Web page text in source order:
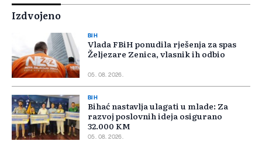
Izdvojeno
BIH
Vlada FBiH ponudila rješenja za spas
Željezare Zenica, vlasnik ih odbio
05. 08. 2026.
BIH
Bihać nastavlja ulagati u mlade: Za
razvoj poslovnih ideja osigurano
32.000 KM
05. 08. 2026.